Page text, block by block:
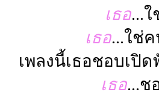
เธอ...
เธอ...ใช่
เพลงนี้เธอชอบเปิ
เธอ...ช